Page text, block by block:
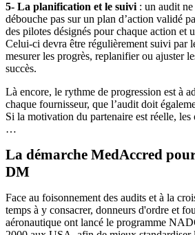
5- La planification et le suivi : un audit ne
débouche pas sur un plan d’action validé
des pilotes désignés pour chaque action et
Celui-ci devra être régulièrement suivi par
mesurer les progrès, replanifier ou ajuster
succès.
Là encore, le rythme de progression est à
chaque fournisseur, que l’audit doit
Si la motivation du partenaire est réelle, les
…
La démarche MedAccred
DM
Face au foisonnement des audits et à la
temps à y consacrer, donneurs d'ordre et
aéronautique ont lancé le programme